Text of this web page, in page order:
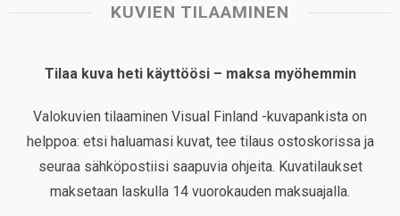
KUVIEN TILAAMINEN
Tilaa kuva heti käyttöösi – maksa myöhemmin
Valokuvien tilaaminen Visual Finland -kuvapankista on
helppoa: etsi haluamasi kuvat, tee tilaus ostoskorissa ja
seuraa sähköpostiisi saapuvia ohjeita. Kuvatilaukset
maksetaan laskulla 14 vuorokauden maksuajalla.